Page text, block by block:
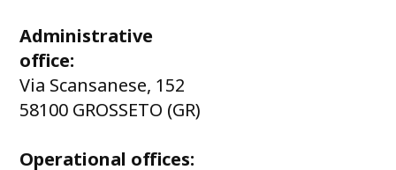
Administrative
office:
Via Scansanese, 152
58100 GROSSETO (GR)
Operational offices: